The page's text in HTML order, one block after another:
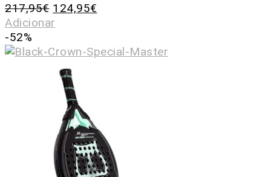
217,95€ 124,95€
Adicionar
-52%